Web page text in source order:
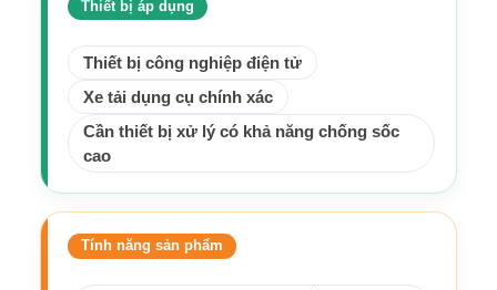
Thiết bị áp dụng
Thiết bị công nghiệp điện tử
Xe tải dụng cụ chính xác
Cần thiết bị xử lý có khả năng chống sốc
cao
Tính năng sản phẩm